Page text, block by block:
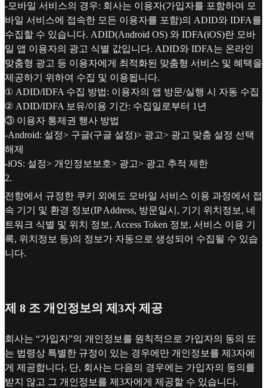
-모바일 서비스의 경우: 회사는 이용자(가입자를 포함하여 모
바일 서비스에 접속한 모든 이용자를 포함)의 ADID와 IDFA를
수집할 수 있습니다. ADID(Android OS) 와 IDFA(iOS)란 모바
일 앱 이용자의 광고 식별 값입니다. ADID와 IDFA는 온라인
맞춤형 광고 등 이용자에게 최적화된 맞춤형 서비스 및 혜택을
제공하기 위하여 수집 및 이용됩니다.
① ADID/IDFA 수집 방법: 이용자의 앱 방문/실행 시 자동 수집
② ADID/IDFA 보유/이용 기간: 수집일로부터 1년
③ 이용자 통제권 행사 방법
-Android: 설정> 구글(구글 설정)> 광고> 광고 맞춤 설정 선택
해제
-iOS: 설정> 개인정보보호> 광고> 광고 추적 제한
2.
전항에서 규정한 쿠키 외에도 모바일 서비스 이용 과정에서 접
속 기기 및 환경 정보(IP Address, 방문일시, 기기 위치정보, 네
트워크 식별 및 위치 정보, Access Token 정보, 서비스 이용 기
록, 위치정보 등)의 정보가 자동으로 생성되어 수집될 수 있습
니다.
제 8 조 개인정보의 제3자 제공
회사는 “가입자”의 개인정보를 원칙적으로 가입자의 동의 또
는 법령상 특별한 규정이 있는 경우에만 개인정보를 제3자에
게 제공합니다. 단, 회사는 다음의 경우에는 가입자의 동의를
받지 않고 그 개인정보를 제3자에게 제공할 수 있습니다.